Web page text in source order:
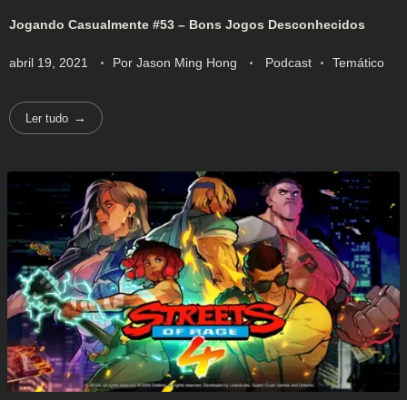
Jogando Casualmente #53 – Bons Jogos Desconhecidos
abril 19, 2021 Por Jason Ming Hong Podcast Temático
Ler tudo